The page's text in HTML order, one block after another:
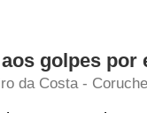
golpes por
da Costa -